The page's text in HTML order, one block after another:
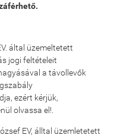
által üzemeltetett
jogi feltételeit
a távollevők
ezért kérjük,
olvassa el!.
EV, álltal üzemletetett